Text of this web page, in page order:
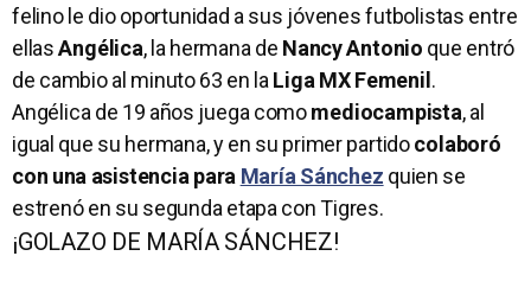
felino le dio oportunidad a sus jóvenes futbolistas entre
ellasAngélica, la hermana de Nancy Antonio que entró
de cambio al minuto 63 en laLiga MX Femenil .
Angélica de 19 años juega comomediocampista, al
igual que su hermana, y en su primer partidocolaboró
con una asistencia para María Sánchez quien se
estrenó en su segunda etapa con Tigres.
¡GOLAZO DE MARÍA SÁNCHEZ!